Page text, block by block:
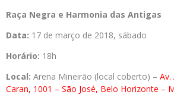
Raça Negra e Harmonia das Antigas
Data: 17 de março de 2018, sábado
Horário: 18h
Local: Arena Mineirão (local coberto) –
Caran, 1001 – São José, Belo Horizonte –